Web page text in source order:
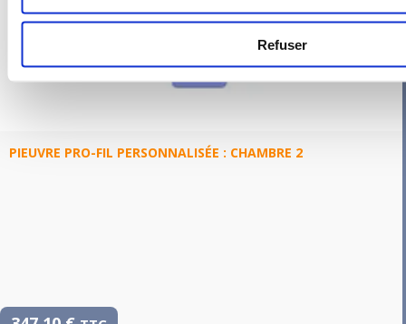
Refuser
PIEUVRE PRO-FIL PERSONNALISÉE : CHAMBRE 2